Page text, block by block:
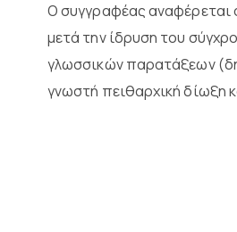
Ο συγγραφέας αναφέρεται
μετά την ίδρυση του
γλωσσικών παρατάξεων
γνωστή πειθαρχική δίωξη